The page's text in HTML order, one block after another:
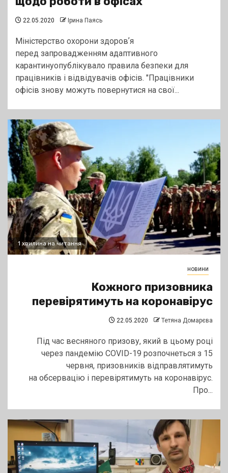
22.05.2020 Ірина Паясь
Міністерство охорони здоровʼя
перед запровадженням адаптивного
карантинуопублікувало правила безпеки для
працівників і відвідувачів офісів. "Працівники
офісів знову можуть повернутися на свої...
1 хвилина на читання
новини
Кожного призовника
перевірятимуть на коронавірус
22.05.2020 Тетяна Домарєва
Під час весняного призову, який в цьому році
через пандемію COVID-19 розпочнеться з 15
червня, призовників відправлятимуть
на обсервацію і перевірятимуть на коронавірус.
Про...